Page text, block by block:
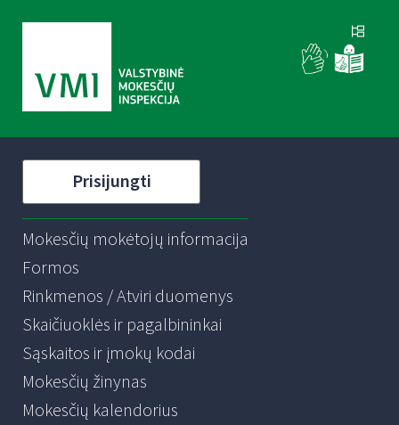
Prisijungti
Mokesčių mokėtojų informacija
Formos
Rinkmenos / Atviri duomenys
Skaičiuoklės ir pagalbininkai
Sąskaitos ir įmokų kodai
Mokesčių žinynas
Mokesčių kalendorius